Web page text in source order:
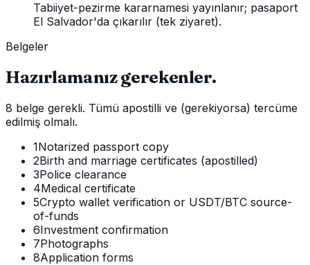
Tabiiyet-pezirme kararnamesi yayınlanır; pasaport
El Salvador'da çıkarılır (tek ziyaret).
Belgeler
Hazırlamanız gerekenler.
8 belge gerekli. Tümü apostilli ve (gerekiyorsa) tercüme
edilmiş olmalı.
1Notarized passport copy
2Birth and marriage certificates (apostilled)
3Police clearance
4Medical certificate
5Crypto wallet verification or USDT/BTC source-
of-funds
6Investment confirmation
7Photographs
8Application forms